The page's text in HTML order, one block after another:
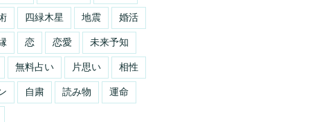
四緑木星 地震 婚活
恋 恋愛 未来予知
無料占い 片思い 相性
自粛 読み物 運命